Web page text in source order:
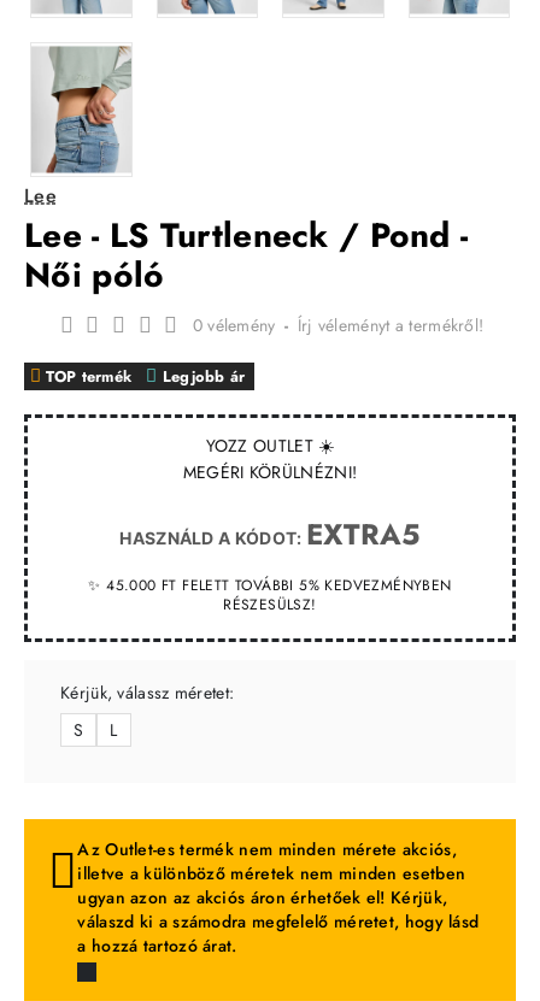
Lee
Lee - LS Turtleneck / Pond -
Női póló
YOZZ OUTLET ☀️
MEGÉRI KÖRÜLNÉZNI!
HASZNÁLD A KÓDOT: EXTRA5
✨ 45.000 FT FELETT TOVÁBBI 5% KEDVEZMÉNYBEN
RÉSZESÜLSZ!
TOP termék Legjobb ár
0 vélemény - Írj véleményt a termékről!
Kérjük, válassz méretet:
S
L
Az Outlet-es termék nem minden mérete akciós,
illetve a különböző méretek nem minden esetben
ugyan azon az akciós áron érhetőek el! Kérjük,
válaszd ki a számodra megfelelő méretet, hogy lásd
a hozzá tartozó árat.